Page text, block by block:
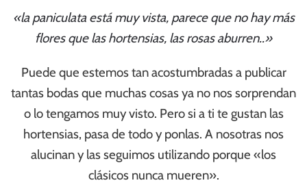
«la paniculata está muy vista, parece que no hay más
flores que las hortensias, las rosas aburren..»
Puede que estemos tan acostumbradas a publicar
tantas bodas que muchas cosas ya no nos sorprendan
o lo tengamos muy visto. Pero si a ti te gustan las
hortensias, pasa de todo y ponlas. A nosotras nos
alucinan y las seguimos utilizando porque «los
clásicos nunca mueren».